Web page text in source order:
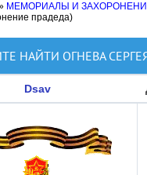
МЕМОРИАЛЫ И
прадеда)
НАЙТИ ОГНЕВА
Dsav